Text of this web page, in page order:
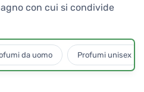
con cui si condivide
da uomo Profumi unisex